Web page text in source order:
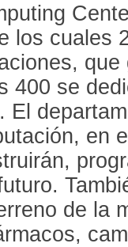
los cuales
que
400 se
El
en
de la